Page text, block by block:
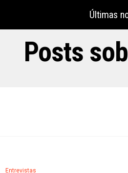
Últimas
Posts
Entrevistas